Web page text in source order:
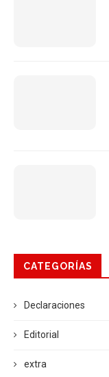
CATEGORÍAS
Declaraciones
Editorial
extra